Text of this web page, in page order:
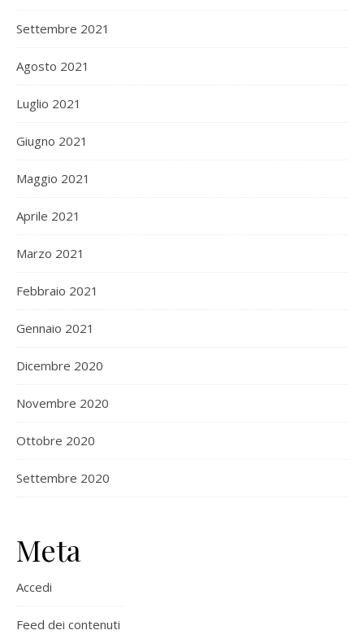
Settembre 2021
Agosto 2021
Luglio 2021
Giugno 2021
Maggio 2021
Aprile 2021
Marzo 2021
Febbraio 2021
Gennaio 2021
Dicembre 2020
Novembre 2020
Ottobre 2020
Settembre 2020
Meta
Accedi
Feed dei contenuti